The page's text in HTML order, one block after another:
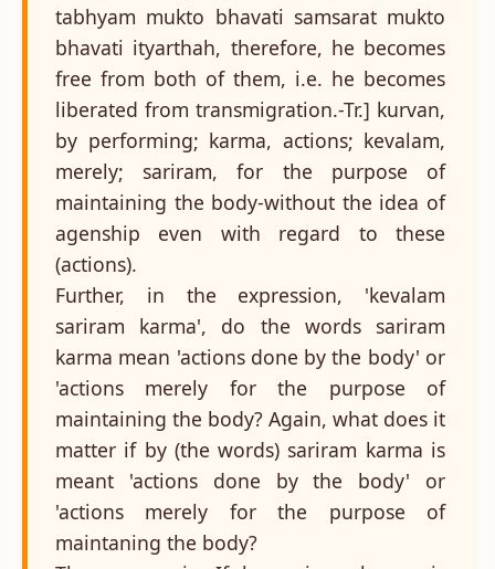
tabhyam mukto bhavati samsarat mukto
bhavati ityarthah, therefore, he becomes
free from both of them, i.e. he becomes
liberated from transmigration.-Tr.] kurvan,
by performing; karma, actions; kevalam,
merely; sariram, for the purpose of
maintaining the body-without the idea of
agenship even with regard to these
(actions).
Further, in the expression, 'kevalam
sariram karma', do the words sariram
karma mean 'actions done by the body' or
'actions merely for the purpose of
maintaining the body? Again, what does it
matter if by (the words) sariram karma is
meant 'actions done by the body' or
'actions merely for the purpose of
maintaning the body?